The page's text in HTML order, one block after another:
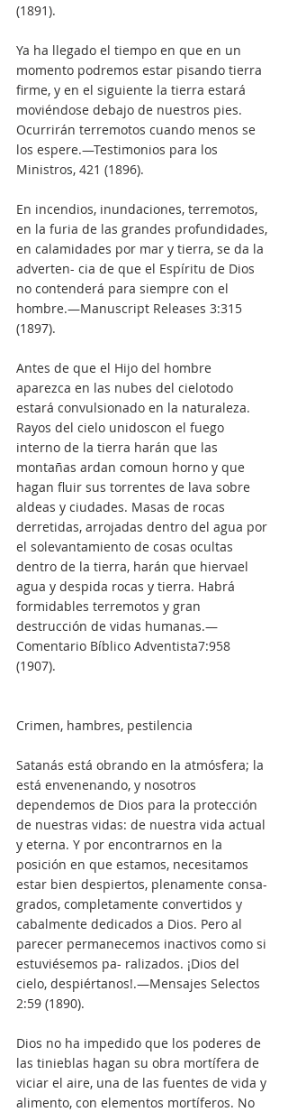
(1891).
Ya ha llegado el tiempo en que en un
momento podremos estar pisando tierra
firme, y en el siguiente la tierra estará
moviéndose debajo de nuestros pies.
Ocurrirán terremotos cuando menos se
los espere.—Testimonios para los
Ministros, 421 (1896).
En incendios, inundaciones, terremotos,
en la furia de las grandes profundidades,
en calamidades por mar y tierra, se da la
adverten- cia de que el Espíritu de Dios
no contenderá para siempre con el
hombre.—Manuscript Releases 3:315
(1897).
Antes de que el Hijo del hombre
aparezca en las nubes del cielotodo
estará convulsionado en la naturaleza.
Rayos del cielo unidoscon el fuego
interno de la tierra harán que las
montañas ardan comoun horno y que
hagan fluir sus torrentes de lava sobre
aldeas y ciudades. Masas de rocas
derretidas, arrojadas dentro del agua por
el solevantamiento de cosas ocultas
dentro de la tierra, harán que hiervael
agua y despida rocas y tierra. Habrá
formidables terremotos y gran
destrucción de vidas humanas.—
Comentario Bíblico Adventista7:958
(1907).
Crimen, hambres, pestilencia
Satanás está obrando en la atmósfera; la
está envenenando, y nosotros
dependemos de Dios para la protección
de nuestras vidas: de nuestra vida actual
y eterna. Y por encontrarnos en la
posición en que estamos, necesitamos
estar bien despiertos, plenamente consa-
grados, completamente convertidos y
cabalmente dedicados a Dios. Pero al
parecer permanecemos inactivos como si
estuviésemos pa- ralizados. ¡Dios del
cielo, despiértanos!.—Mensajes Selectos
2:59 (1890).
Dios no ha impedido que los poderes de
las tinieblas hagan su obra mortífera de
viciar el aire, una de las fuentes de vida y
alimento, con elementos mortíferos. No